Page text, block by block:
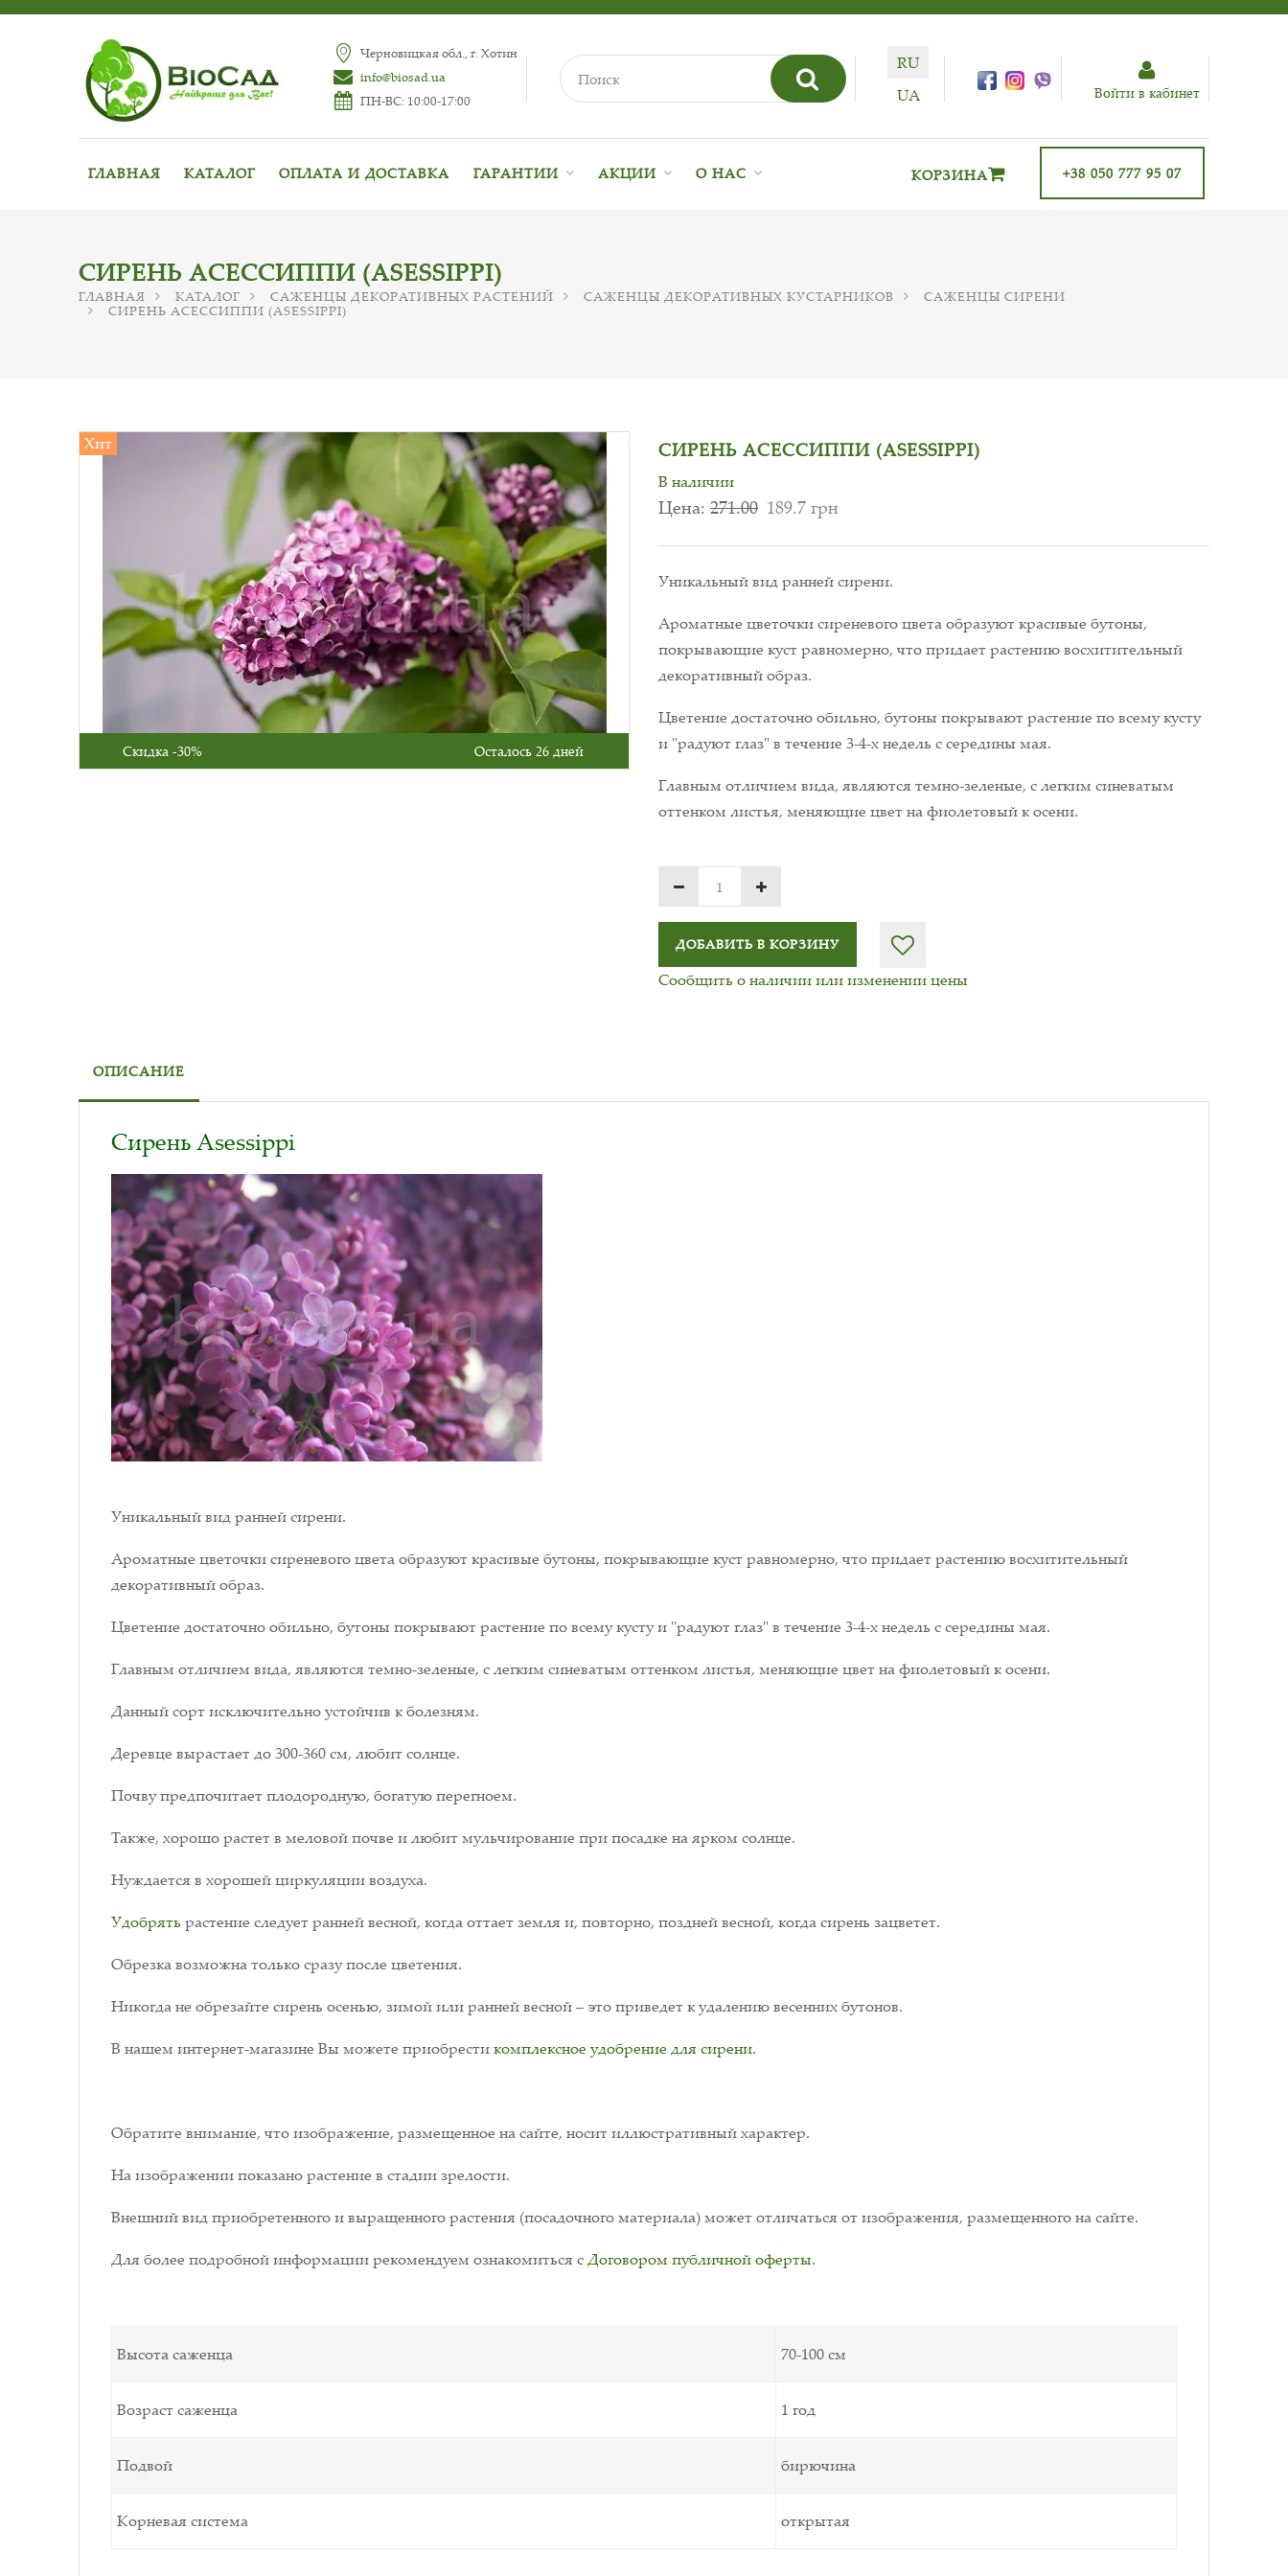
Черновицкая обл., г. Хотин
info@biosad.ua
ПН-ВС: 10:00-17:00
RU
UA
Войти в кабинет
ГЛАВНАЯ КАТАЛОГ ОПЛАТА И ДОСТАВКА ГАРАНТИИ АКЦИИ О НАС +38 050 777 95 07
КОРЗИНА
СИРЕНЬ АСЕССИППИ (ASESSIPPI)
ГЛАВНАЯ КАТАЛОГ САЖЕНЦЫ ДЕКОРАТИВНЫХ РАСТЕНИЙ САЖЕНЦЫ ДЕКОРАТИВНЫХ КУСТАРНИКОВ
САЖЕНЦЫ СИРЕНИ
СИРЕНЬ АСЕССИППИ (ASESSIPPI)
Хит
Скидка -30% Осталось 26 дней
СИРЕНЬ АСЕССИППИ (ASESSIPPI)
В наличии
Цена: 271.00 189.7 грн
Уникальный вид ранней сирени.
Ароматные цветочки сиреневого цвета образуют красивые бутоны,
покрывающие куст равномерно, что придает растению восхитительный
декоративный образ.
Цветение достаточно обильно, бутоны покрывают растение по всему кусту
и "радуют глаз" в течение 3-4-х недель с середины мая.
Главным отличием вида, являются темно-зеленые, с легким синеватым
оттенком листья, меняющие цвет на фиолетовый к осени.
ДОБАВИТЬ В КОРЗИНУ
Сообщить о наличии или изменении цены
ОПИСАНИЕ
Сирень Asessippi
Уникальный вид ранней сирени.
Ароматные цветочки сиреневого цвета образуют красивые бутоны, покрывающие куст равномерно, что придает растению восхитительный
декоративный образ.
Цветение достаточно обильно, бутоны покрывают растение по всему кусту и "радуют глаз" в течение 3-4-х недель с середины мая.
Главным отличием вида, являются темно-зеленые, с легким синеватым оттенком листья, меняющие цвет на фиолетовый к осени.
Данный сорт исключительно устойчив к болезням.
Деревце вырастает до 300-360 см, любит солнце.
Почву предпочитает плодородную, богатую перегноем.
Также, хорошо растет в меловой почве и любит мульчирование при посадке на ярком солнце.
Нуждается в хорошей циркуляции воздуха.
Удобрять растение следует ранней весной, когда оттает земля и, повторно, поздней весной, когда сирень зацветет.
Обрезка возможна только сразу после цветения.
Никогда не обрезайте сирень осенью, зимой или ранней весной – это приведет к удалению весенних бутонов.
В нашем интернет-магазине Вы можете приобрестикомплексное удобрение для сирени.
Обратите внимание, что изображение, размещенное на сайте, носит иллюстративный характер.
На изображении показано растение в стадии зрелости.
Внешний вид приобретенного и выращенного растения (посадочного материала) может отличаться от изображения, размещенного на сайте.
Для более подробной информации рекомендуем ознакомиться сДоговором публичной оферты.
Высота саженца 70-100 см
Возраст саженца 1 год
Подвой бирючина
Корневая система открытая